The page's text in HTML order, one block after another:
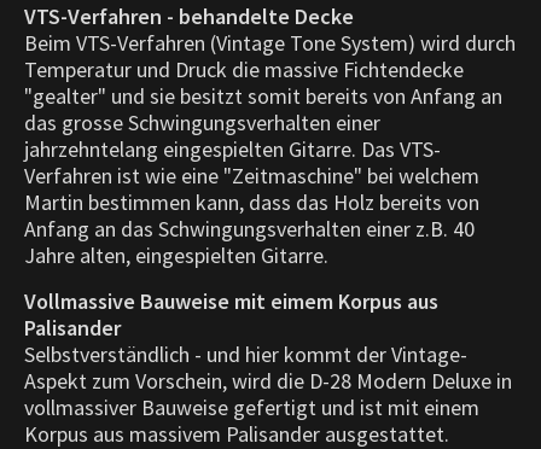
VTS-Verfahren - behandelte Decke
Beim VTS-Verfahren (Vintage Tone System) wird durch
Temperatur und Druck die massive Fichtendecke
"gealter" und sie besitzt somit bereits von Anfang an
das grosse Schwingungsverhalten einer
jahrzehntelang eingespielten Gitarre. Das VTS-
Verfahren ist wie eine "Zeitmaschine" bei welchem
Martin bestimmen kann, dass das Holz bereits von
Anfang an das Schwingungsverhalten einer z.B. 40
Jahre alten, eingespielten Gitarre.
Vollmassive Bauweise mit eimem Korpus aus
Palisander
Selbstverständlich - und hier kommt der Vintage-
Aspekt zum Vorschein, wird die D-28 Modern Deluxe in
vollmassiver Bauweise gefertigt und ist mit einem
Korpus aus massivem Palisander ausgestattet.